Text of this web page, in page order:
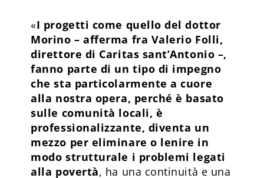
«I progetti come quello del dottor
Morino – afferma fra Valerio Folli,
direttore di Caritas sant’Antonio –,
fanno parte di un tipo di impegno
che sta particolarmente a cuore
alla nostra opera, perché è basato
sulle comunità locali, è
professionalizzante, diventa un
mezzo per eliminare o lenire in
modo strutturale i problemi legati
alla povertà, ha una continuità e una